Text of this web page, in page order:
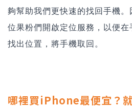
夠幫助我們更快速的找回手機。
位果粉們開啟定位服務，以便
找出位置，將手機取回。
哪裡買iPhone最便宜？